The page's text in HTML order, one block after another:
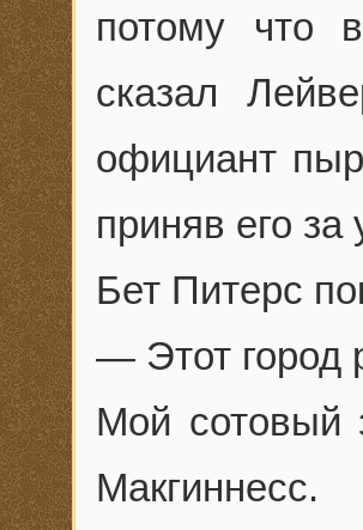
потому что
сказал
официант
приняв его за
Бет Питерс
— Этот город
Мой сотовый